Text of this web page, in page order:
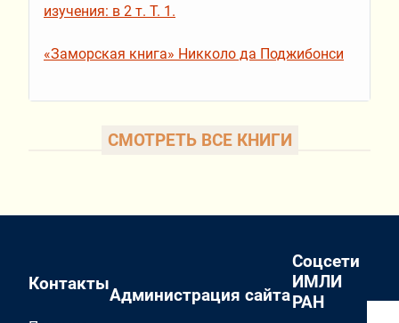
изучения: в 2 т. Т. 1.
«Заморская книга» Никколо да Поджибонси
СМОТРЕТЬ ВСЕ КНИГИ
Контакты
Администрация сайта
Соцсети
ИМЛИ
РАН